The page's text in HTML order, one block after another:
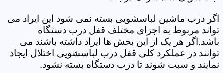
اگر درب ماشین لباسشویی بسته نمی شود این ایراد می
تواند مربوط به اجزای مختلف قفل درب دستگاه
باشد.اگر هر یک از این بخش ها ایراد داشته باشند می
توانند در عملکرد کلی قفل درب لباسشویی اختلال ایجاد
نمایند و سبب شوند تا درب دستگاه بسته نشود.